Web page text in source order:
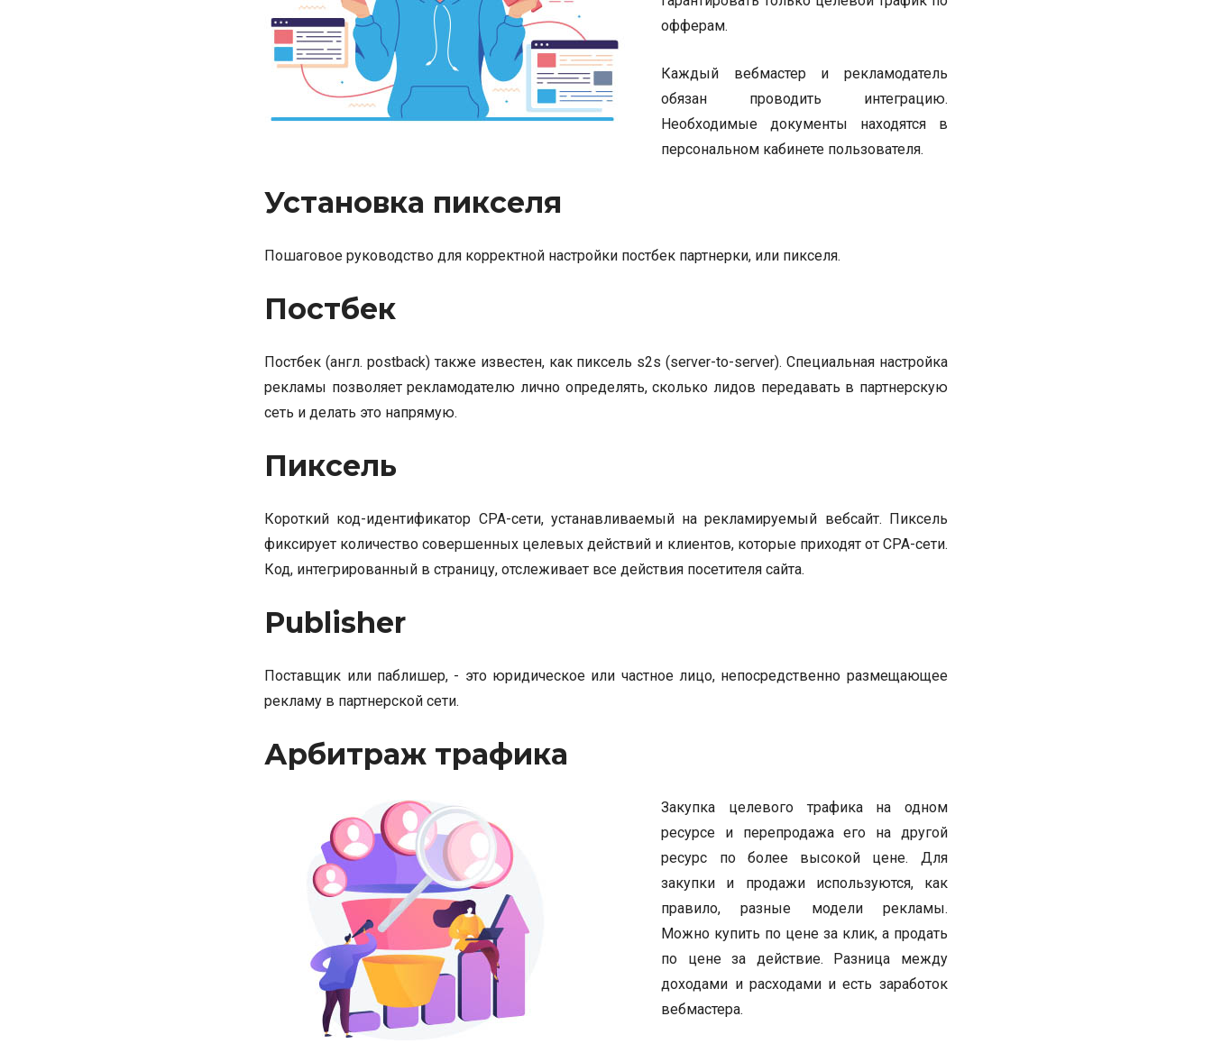
офферам.
Каждый вебмастер и рекламодатель
обязан проводить интеграцию.
Необходимые документы находятся в
персональном кабинете пользователя.
Установка пикселя
Пошаговое руководство для корректной настройки постбек партнерки, или пикселя.
Постбек
Постбек (англ. postback) также известен, как пиксель s2s (server-to-server). Специальная настройка
рекламы позволяет рекламодателю лично определять, сколько лидов передавать в партнерскую
сеть и делать это напрямую.
Пиксель
Короткий код-идентификатор CPA-сети, устанавливаемый на рекламируемый вебсайт. Пиксель
фиксирует количество совершенных целевых действий и клиентов, которые приходят от CPA-сети.
Код, интегрированный в страницу, отслеживает все действия посетителя сайта.
Publisher
Поставщик или паблишер, - это юридическое или частное лицо, непосредственно размещающее
рекламу в партнерской сети.
Арбитраж трафика
Закупка целевого трафика на одном
ресурсе и перепродажа его на другой
ресурс по более высокой цене. Для
закупки и продажи используются, как
правило, разные модели рекламы.
Можно купить по цене за клик, а продать
по цене за действие. Разница между
доходами и расходами и есть заработок
вебмастера.